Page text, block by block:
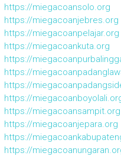
https://miegacoansolo.org
https://miegacoanjebres.org
https://miegacoanpelajar.org
https://miegacoankuta.org
https://
https://
https://
https://
https://miegacoansampit.org
https://miegacoanjepara.org
https://
https://